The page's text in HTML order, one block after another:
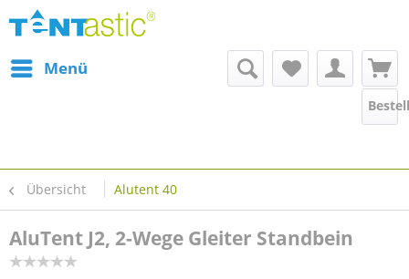
Menü
Übersicht Alutent 40
AluTent J2, 2-Wege Gleiter Standbein